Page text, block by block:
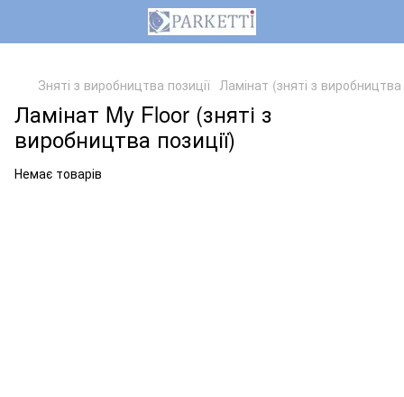
Зняті з виробництва позиції Ламінат (зняті з виробництва
Ламінат My Floor (зняті з
виробництва позиції)
Немає товарів